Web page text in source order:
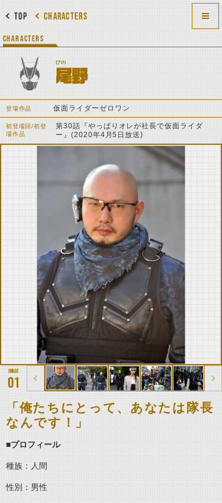
CHARACTERS
TOP
CHARACTERS
びの
尾野
登場作品 仮面ライダーゼロワン
初登場回/初登
場作品
第30話『やっぱりオレが社長で仮面ライダ
ー』(2020年4月5日放送)
01
「俺たちにとって、あなたは隊長
なんです！」
■プロフィール
種族：人間
性別：男性